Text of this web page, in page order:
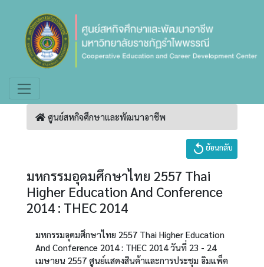
ศูนย์สหกิจศึกษาและพัฒนาอาชีพ
replay ย้อนกลับ
มหกรรมอุดมศึกษาไทย 2557 Thai
Higher Education And Conference
2014 : THEC 2014
มหกรรมอุดมศึกษาไทย 2557 Thai Higher Education
And Conference 2014 : THEC 2014 วันที่ 23 - 24
เมษายน 2557 ศูนย์แสดงสินค้าและการประชุม อิมแพ็ค